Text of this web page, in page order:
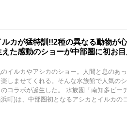
ルカが猛特訓!!2種の異なる動物が
た感動のショーが中部圏に初お目
イルカやアシカのショー。人間と息のあ
しませてくれる。そんな水族館で人気の
コラボが誕生した。 水族園「南知多ビー
町)は、中部圏初となるアシカとイルカの